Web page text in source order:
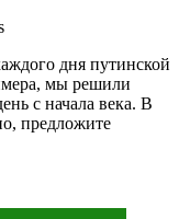
дня путинской
мы решили
с начала века. В
предложите